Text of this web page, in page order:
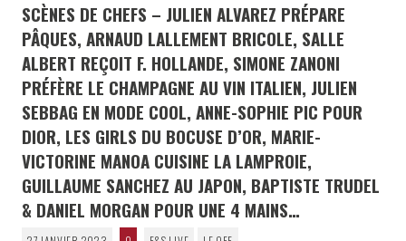
SCÈNES DE CHEFS – JULIEN ALVAREZ PRÉPARE
PÂQUES, ARNAUD LALLEMENT BRICOLE, SALLE
ALBERT REÇOIT F. HOLLANDE, SIMONE ZANONI
PRÉFÈRE LE CHAMPAGNE AU VIN ITALIEN, JULIEN
SEBBAG EN MODE COOL, ANNE-SOPHIE PIC POUR
DIOR, LES GIRLS DU BOCUSE D’OR, MARIE-
VICTORINE MANOA CUISINE LA LAMPROIE,
GUILLAUME SANCHEZ AU JAPON, BAPTISTE TRUDEL
& DANIEL MORGAN POUR UNE 4 MAINS…